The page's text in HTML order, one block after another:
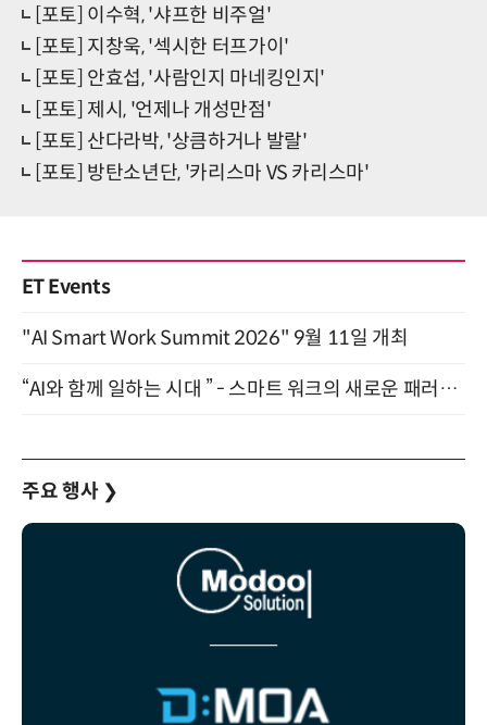
[포토] 이수혁, '샤프한 비주얼'
[포토] 지창욱, '섹시한 터프가이'
[포토] 안효섭, '사람인지 마네킹인지'
[포토] 제시, '언제나 개성만점'
[포토] 산다라박, '상큼하거나 발랄'
[포토] 방탄소년단, '카리스마 VS 카리스마'
ET Events
"AI Smart Work Summit 2026" 9월 11일 개최
“AI와 함께 일하는 시대 ” - 스마트 워크의 새로운 패러다임 (9/11)
주요 행사 ❯